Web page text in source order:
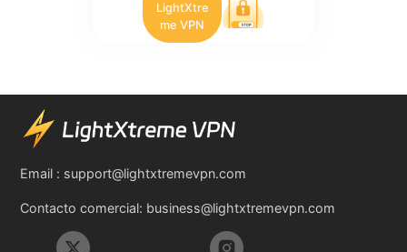
LightXtre
me VPN
Email : support@lightxtremevpn.com
Contacto comercial: business@lightxtremevpn.com